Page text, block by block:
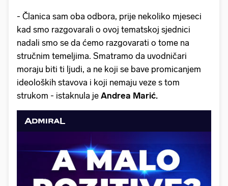
- Članica sam oba odbora, prije nekoliko mjeseci
kad smo razgovarali o ovoj tematskoj sjednici
nadali smo se da ćemo razgovarati o tome na
stručnim temeljima. Smatramo da uvodničari
moraju biti ti ljudi, a ne koji se bave promicanjem
ideoloških stavova i koji nemaju veze s tom
strukom - istaknula je Andrea Marić.